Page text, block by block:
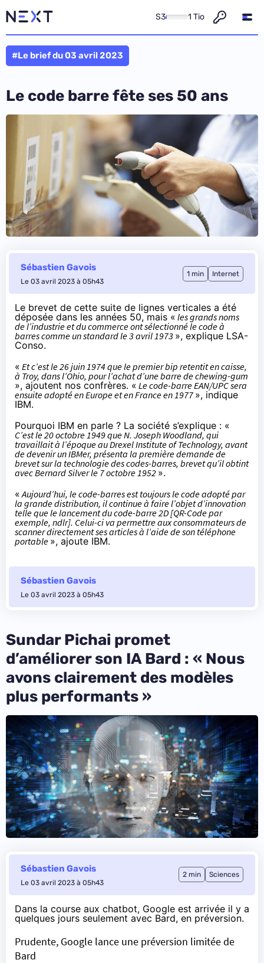
S3 1 Tio
#Le brief du 03 avril 2023
Le code barre fête ses 50 ans
Sébastien Gavois
Le 03 avril 2023 à 05h43
1 min Internet
Le brevet de cette suite de lignes verticales a été
déposée dans les années 50, mais « les grands noms
de l’industrie et du commerce ont sélectionné le code à
barres comme un standard le 3 avril 1973 », explique LSA-
Conso.
« Et c’est le 26 juin 1974 que le premier bip retentit en caisse,
à Troy, dans l’Ohio, pour l’achat d’une barre de chewing-gum
», ajoutent nos confrères. « Le code-barre EAN/UPC sera
ensuite adopté en Europe et en France en 1977», indique
IBM.
Pourquoi IBM en parle ? La société s’explique : «
C’est le 20 octobre 1949 que N. Joseph Woodland, qui
travaillait à l’époque au Drexel Institute of Technology, avant
de devenir un IBMer, présenta la première demande de
brevet sur la technologie des codes-barres, brevet qu’il obtint
avec Bernard Silver le 7 octobre 1952 ».
«Aujourd’hui, le code-barres est toujours le code adopté par
la grande distribution, il continue à faire l’objet d’innovation
telle que le lancement du code-barre 2D [QR-Code par
exemple, ndlr]. Celui-ci va permettre aux consommateurs de
scanner directement ses articles à l’aide de son téléphone
portable », ajoute IBM.
Sébastien Gavois
Le 03 avril 2023 à 05h43
Sundar Pichai promet
d’améliorer son IA Bard : « Nous
avons clairement des modèles
plus performants »
Sébastien Gavois
Le 03 avril 2023 à 05h43
2 min Sciences
Dans la course aux chatbot, Google est arrivée il y a
quelques jours seulement avec Bard, en préversion.
Prudente, Google lance une préversion limitée de
Bard